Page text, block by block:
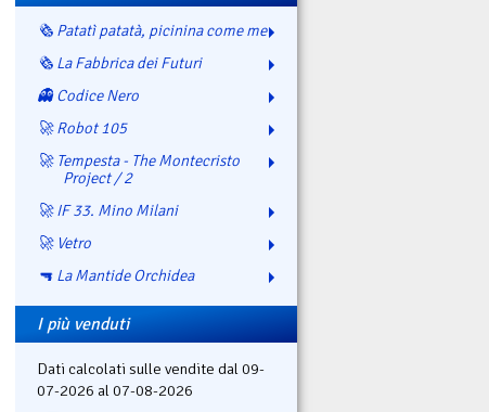
🗞️ Patatì patatà, picinina come me
🗞️ La Fabbrica dei Futuri
👻 Codice Nero
🚀 Robot 105
🚀 Tempesta - The Montecristo
Project / 2
🚀 IF 33. Mino Milani
🚀 Vetro
🔫 La Mantide Orchidea
I più venduti
Dati calcolati sulle vendite dal 09-
07-2026 al 07-08-2026